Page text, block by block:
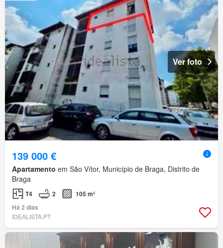
Ver foto
139 000 €
Apartamento em São Vítor, Município de Braga, Distrito de
Braga
T4 2
105 m²
Há 2 dias
IDEALISTA.PT